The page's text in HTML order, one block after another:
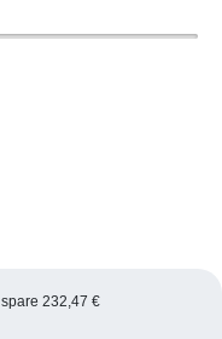
spare 232,47 €